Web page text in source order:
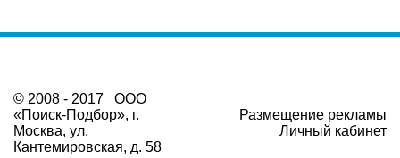
© 2008 - 2017 ООО
«Поиск-Подбор», г.
Москва, ул.
Кантемировская, д. 58
Размещение рекламы
Личный кабинет